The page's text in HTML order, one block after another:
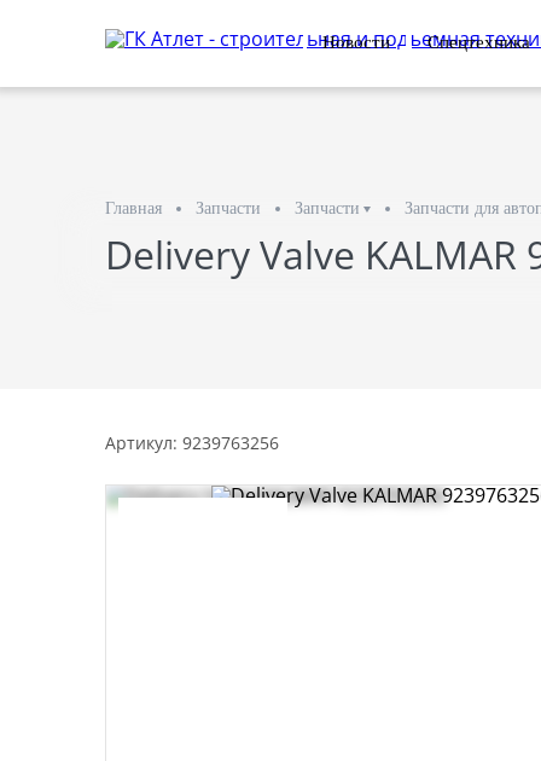
Новости Спецтехника
Главная Запчасти Запчасти Запчасти для
Delivery Valve KALMAR
Артикул: 9239763256